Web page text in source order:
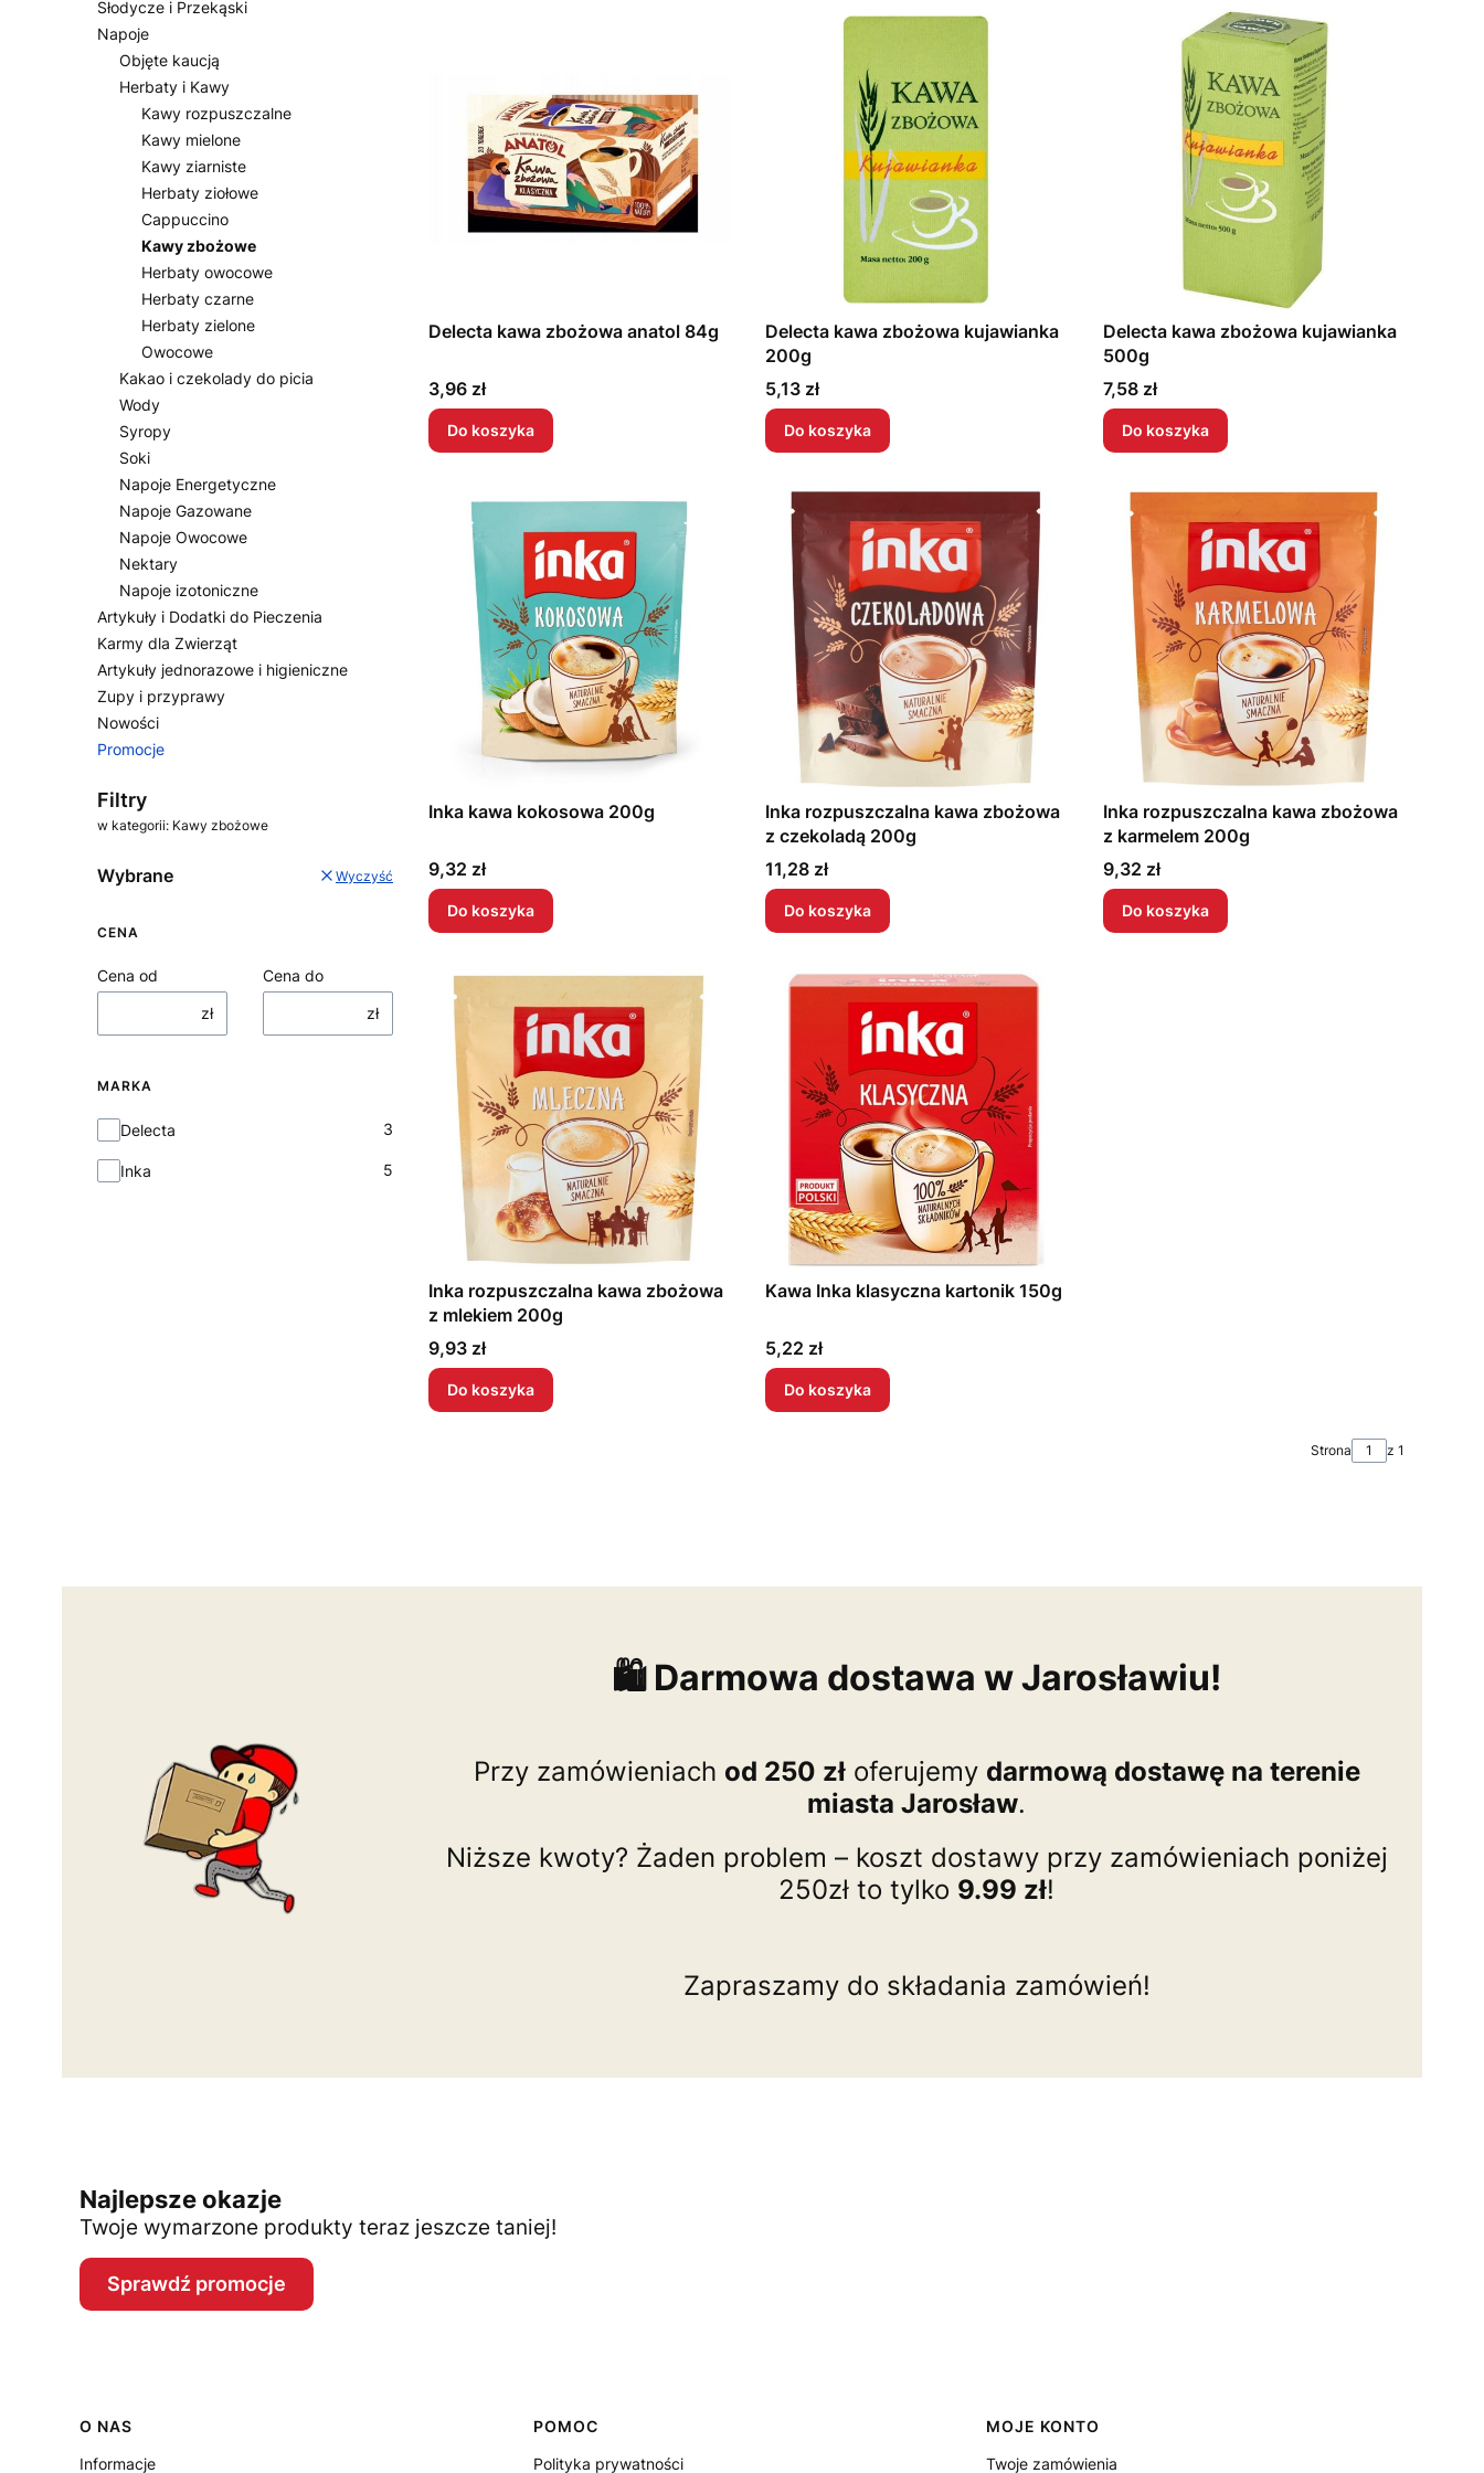
Słodycze i Przekąski
Napoje
Objęte kaucją
Herbaty i Kawy
Kawy rozpuszczalne
Kawy mielone
Kawy ziarniste
Herbaty ziołowe
Cappuccino
Kawy zbożowe
Herbaty owocowe
Herbaty czarne
Herbaty zielone
Owocowe
Kakao i czekolady do picia
Wody
Syropy
Soki
Napoje Energetyczne
Napoje Gazowane
Napoje Owocowe
Nektary
Napoje izotoniczne
Artykuły i Dodatki do Pieczenia
Karmy dla Zwierząt
Artykuły jednorazowe i higieniczne
Zupy i przyprawy
Nowości
Promocje
Filtry
w kategorii: Kawy zbożowe
Wybrane Wyczyść
CENA
Cena od
zł
Cena do
zł
MARKA
Marka
Delecta 3
Inka 5
Delecta kawa zbożowa anatol 84g
Cena
3,96 zł
Do koszyka
Delecta kawa zbożowa kujawianka
200g
Cena
5,13 zł
Do koszyka
Delecta kawa zbożowa kujawianka
500g
Cena
7,58 zł
Do koszyka
Inka kawa kokosowa 200g
Cena
9,32 zł
Do koszyka
Inka rozpuszczalna kawa zbożowa
z czekoladą 200g
Cena
11,28 zł
Do koszyka
Inka rozpuszczalna kawa zbożowa
z karmelem 200g
Cena
9,32 zł
Do koszyka
Inka rozpuszczalna kawa zbożowa
z mlekiem 200g
Cena
9,93 zł
Do koszyka
Kawa Inka klasyczna kartonik 150g
Cena
5,22 zł
Do koszyka
Strona z 1
🛍️ Darmowa dostawa w Jarosławiu!
Przy zamówieniach od 250 złoferujemy darmową dostawę na terenie
miasta Jarosław.
Niższe kwoty? Żaden problem – koszt dostawy przy zamówieniach poniżej
250zł to tylko 9.99 zł!
Zapraszamy do składania zamówień!
Najlepsze okazje
Twoje wymarzone produkty teraz jeszcze taniej!
Sprawdź promocje
Linki w stopce
O NAS
Informacje
POMOC
Polityka prywatności
MOJE KONTO
Twoje zamówienia